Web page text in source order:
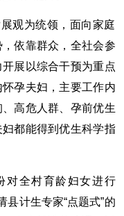
观为统领，面向家庭
依靠群众，全社会参
展以综合干预为重点
孕夫妇，主要工作内
高危人群、孕前优生
都能得到优生科学指
对全村育龄妇女进行
县计生专家“点题式”的